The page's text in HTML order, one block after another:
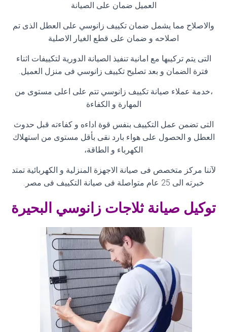
العميل ضمان على الصيانة
والاصلاح مما يشمل ضمان تكييف زانوسي على العطل الذى تم
اصلاحه و ضمان على قطع الغيار الاصلية
التى يتم تركيبها مع امانية تنفيذ الصيانة الدورية لتكييفات اثناء
فترة الضمان و بعد تصليح تكييف زانوسي فى منزل العميل.
،خدمة عملاء صيانة تكييف زانوسي تتم على اعلى مستوى من
المهارة و الكفاءة
التى تضمن عمل التكييف بنفس قوة اداءه و كفاءته قبل حدوث
العطل و الحصول على هواء بارد نقى بأقل مستوى من استهلاك
الكهرباء و الطاقة،
لآننا مركز متخصص فى صيانة الاجهزة المنزلية و الكهربائية تمتد
خبرته الى 25 عام متواصلة فى صيانة التكييف فى مصر
.
توكيل صيانة ثلاجات زانوسي البحيرة